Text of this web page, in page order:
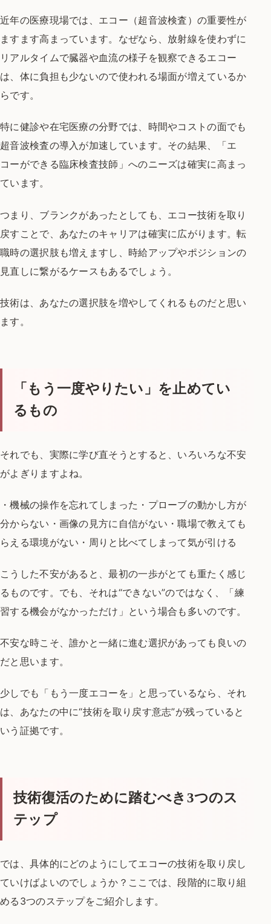
近年の医療現場では、エコー（超音波検査）の重要性が
ますます高まっています。 なぜなら、放射線を使わずに
リアルタイムで臓器や血流の様子を観察できるエコー
は、 体に負担も少ないので使われる場面が増えているか
らです。
特に健診や在宅医療の分野では、 時間やコストの面でも
超音波検査の導入が加速しています。 その結果、「エ
コーができる臨床検査技師」へのニーズは確実に高まっ
ています。
つまり、ブランクがあったとしても、 エコー技術を取り
戻すことで、あなたのキャリアは確実に広がります。転
職時の選択肢も増えますし、 時給アップやポジションの
見直しに繋がるケースもあるでしょう。
技術は、あなたの選択肢を増やしてくれるものだと思い
ます。
「もう一度やりたい」を止めてい
るもの
それでも、実際に学び直そうとすると、いろいろな不安
がよぎりますよね。
・機械の操作を忘れてしまった ・プローブの動かし方が
分からない ・画像の見方に自信がない ・職場で教えても
らえる環境がない ・周りと比べてしまって気が引ける
こうした不安があると、最初の一歩がとても重たく感じ
るものです。 でも、それは“できない”のではなく、
「練
習する機会がなかっただけ」という場合も多いのです。
不安な時こそ、誰かと一緒に進む選択があっても良いの
だと思います。
少しでも「もう一度エコーを」と思っているなら、 それ
は、あなたの中に“技術を取り戻す意志”が残っていると
いう証拠です。
技術復活のために踏むべき3つのス
テップ
では、具体的にどのようにしてエコーの技術を取り戻し
ていけばよいのでしょうか？ ここでは、段階的に取り組
める3つのステップをご紹介します。